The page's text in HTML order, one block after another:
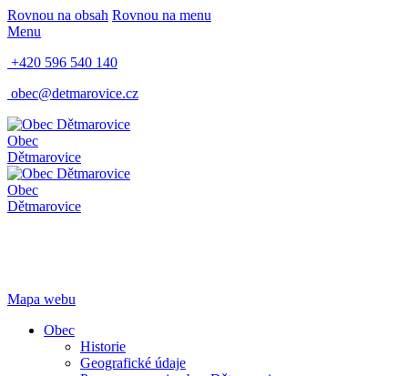
Rovnou na obsah Rovnou na menu
Menu
+420 596 540 140
obec@detmarovice.cz
Obec
Dětmarovice
Obec
Dětmarovice
Mapa webu
Obec
Historie
Geografické údaje